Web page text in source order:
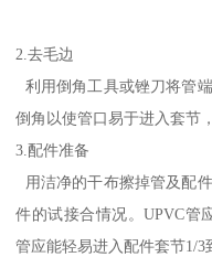
2.去毛边
利用倒角工具或锉刀将管
倒角以使管口易于进入套节
3.配件准备
用洁净的干布擦掉管及配
件的试接合情况。UPVC管
管应能轻易进入配件套节1/3